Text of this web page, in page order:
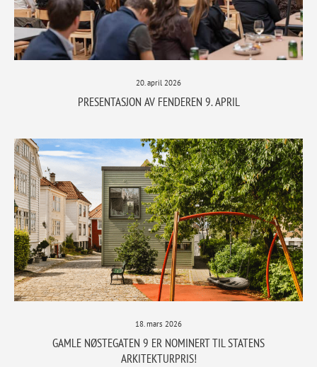
20. april 2026
PRESENTASJON AV FENDEREN 9. APRIL
18. mars 2026
GAMLE NØSTEGATEN 9 ER NOMINERT TIL STATENS
ARKITEKTURPRIS!